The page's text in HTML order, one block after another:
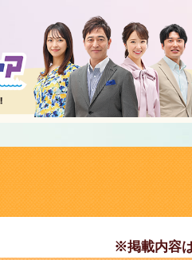
※掲載内容